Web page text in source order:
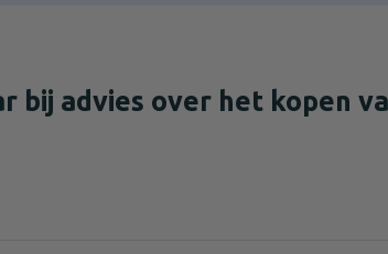
bij advies over het kopen